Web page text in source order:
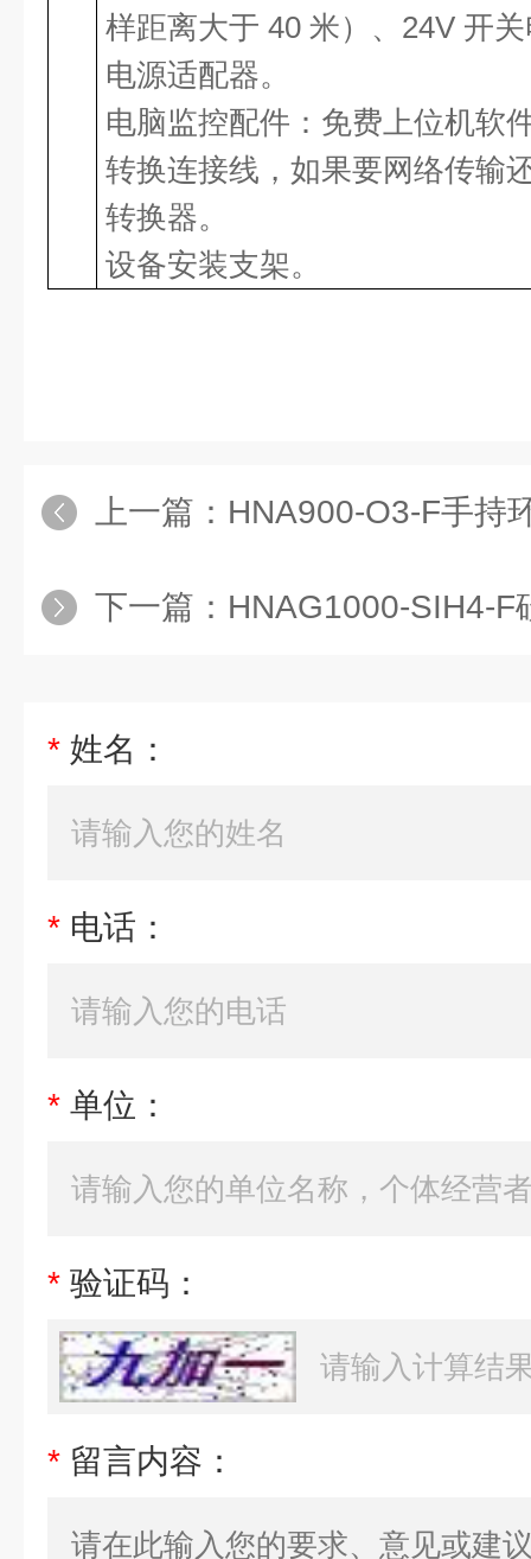
样距离大于 40 米）、24V 开
电源适配器。
电脑监控配件：免费上位机软
转换连接线，如果要网络传输
转换器。
设备安装支架。
上一篇： HNA900-O3-F手持环境
下一篇： HNAG1000-SIH4-F硅
* 姓名：
* 电话：
* 单位：
* 验证码：
* 留言内容：